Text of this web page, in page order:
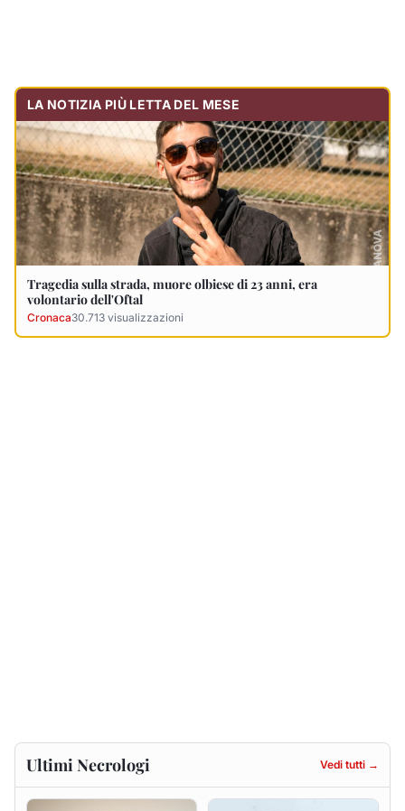
Maria Teresa Floris ved.
Renzo Murrai